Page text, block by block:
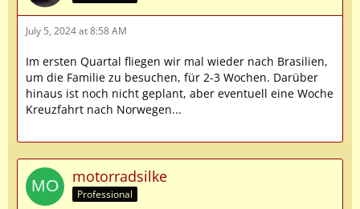
July 5, 2024 at 8:58 AM
Im ersten Quartal fliegen wir mal wieder nach Brasilien,
um die Familie zu besuchen, für 2-3 Wochen. Darüber
hinaus ist noch nicht geplant, aber eventuell eine Woche
Kreuzfahrt nach Norwegen...
motorradsilke
Professional